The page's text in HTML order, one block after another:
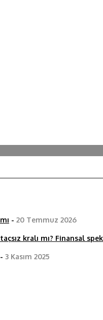
- 20 Temmuz 2026
kralı mı? Finansal
- 3 Kasım 2025